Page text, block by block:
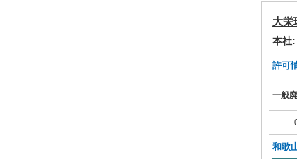
大栄
本社:
許可
一般
和歌